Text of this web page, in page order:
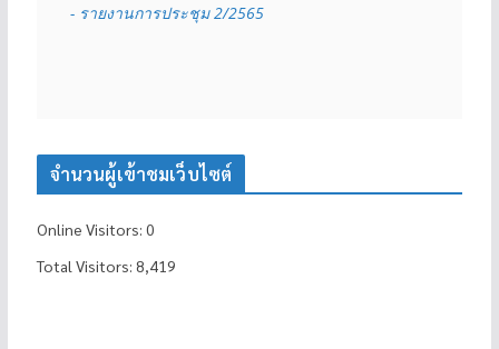
- รายงานการประชุม 2/2565
จำนวนผู้เข้าชมเว็บไซต์
Online Visitors: 0
Total Visitors: 8,419